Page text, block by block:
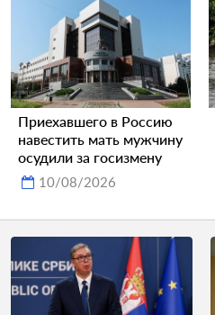
Приехавшего в Россию
навестить мать мужчину
осудили за госизмену
10/08/2026